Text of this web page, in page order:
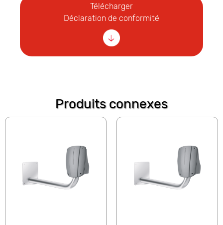
Télécharger
Déclaration de conformité
Produits connexes